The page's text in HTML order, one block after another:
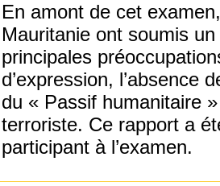
En amont de cet
Mauritanie ont soumis
principales
d’expression, l’absence
du « Passif humanitaire
terroriste. Ce rapport a
participant à l’examen.